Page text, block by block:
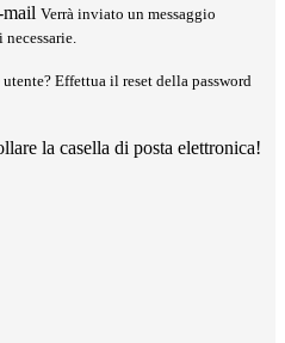
Verrà inviato un messaggio
Effettua il reset della password
la casella di posta elettronica!